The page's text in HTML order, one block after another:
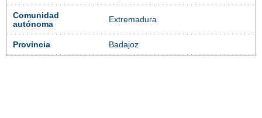
Comunidad
autónoma
Extremadura
Provincia Badajoz